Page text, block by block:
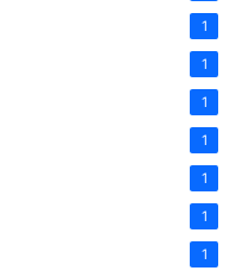
1
1
1
1
1
1
1